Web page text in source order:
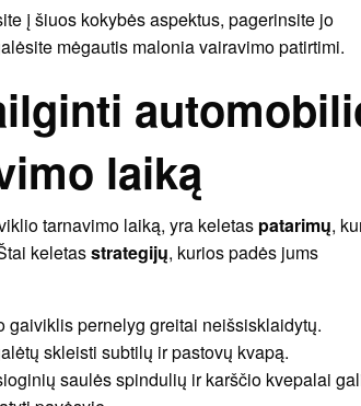
į šiuos kokybės aspektus, pagerinsite jo
mėgautis malonia vairavimo patirtimi.
laiką
tarnavimo laiką, yra keletas patarimų,
keletasstrategijų, kurios padės jums
gaiviklis pernelyg greitai neišsisklaidytų.
skleisti subtilų ir pastovų kvapą.
saulės spindulių ir karščio kvepalai